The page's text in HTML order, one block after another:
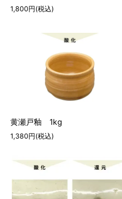
1,800円(税込)
黄瀬戸釉 1kg
1,380円(税込)